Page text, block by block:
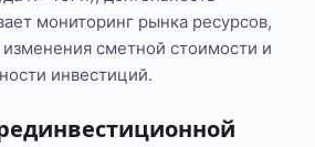
мониторинг рынка ресурсов,
изменения сметной стоимости и
инвестиций.